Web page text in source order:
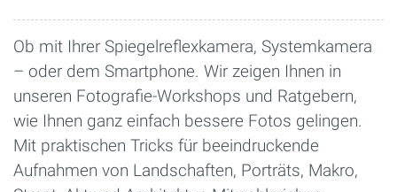
Ob mit Ihrer Spiegelreflexkamera, Systemkamera
– oder dem Smartphone. Wir zeigen Ihnen in
unseren Fotografie-Workshops und Ratgebern,
wie Ihnen ganz einfach bessere Fotos gelingen.
Mit praktischen Tricks für beeindruckende
Aufnahmen von Landschaften, Porträts, Makro,